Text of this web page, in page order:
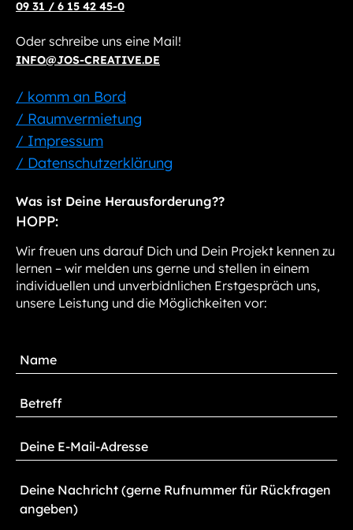
09 31 / 6 15 42 45-0
Oder schreibe uns eine Mail!
INFO@JOS-CREATIVE.DE
/ komm an Bord
/ Raumvermietung
/ Impressum
/ Datenschutzerklärung
Was ist Deine Herausforderung??
HOPP:
Wir freuen uns darauf Dich und Dein Projekt kennen zu
lernen – wir melden uns gerne und stellen in einem
individuellen und unverbidnlichen Erstgespräch uns,
unsere Leistung und die Möglichkeiten vor: